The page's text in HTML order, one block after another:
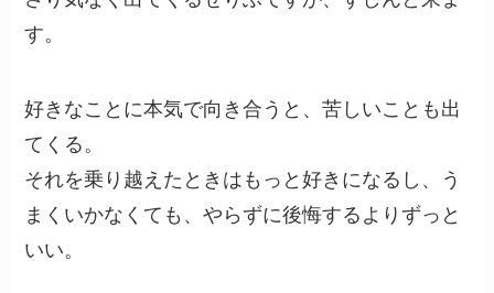
す。
好きなことに本気で向き合うと、苦しいことも出
てくる。
それを乗り越えたときはもっと好きになるし、う
まくいかなくても、やらずに後悔するよりずっと
いい。